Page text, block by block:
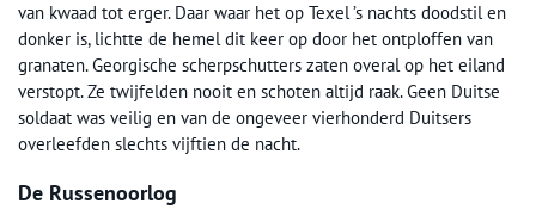
van kwaad tot erger. Daar waar het op Texel ’s nachts doodstil en
donker is, lichtte de hemel dit keer op door het ontploffen van
granaten. Georgische scherpschutters zaten overal op het eiland
verstopt. Ze twijfelden nooit en schoten altijd raak. Geen Duitse
soldaat was veilig en van de ongeveer vierhonderd Duitsers
overleefden slechts vijftien de nacht.
De Russenoorlog